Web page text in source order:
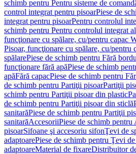
schimb pentru Pentru sisteme de
control integrat pentru pisoarPiese de
integrat pentru pisoarPentru controlul
schimb pentru Pentru controlul integrat
funcţionare cu spălare, cu/pentru capac
Pisoar, funcţionare cu spălare, cu/pentru
spălarePiese de schimb pentru Fără
funcţionare fără apăPiese de schimb
apăFără capacPiese de schimb pentru
de schimb pentru Partiţii pisoarPartiţii
schimb pentru Partiţii pisoar din plastic
de schimb pentru Partiţii pisoar din sticlă
sanitarăPiese de schimb pentru Partiţii
sanitarăAccesoriiPiese de schimb pentru
pisoarSifoane şi accesoriu sifonŢevi de
adaptoarePiese de schimb pentru Ţevi
adaptoareMaterial de fixareDistribuitor